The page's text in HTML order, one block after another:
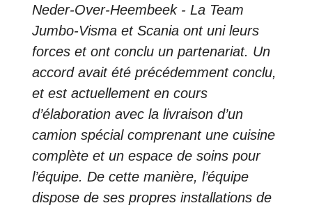
Neder-Over-Heembeek - La Team
Jumbo-Visma et Scania ont uni leurs
forces et ont conclu un partenariat. Un
accord avait été précédemment conclu,
et est actuellement en cours
d’élaboration avec la livraison d’un
camion spécial comprenant une cuisine
complète et un espace de soins pour
l’équipe. De cette manière, l’équipe
dispose de ses propres installations de